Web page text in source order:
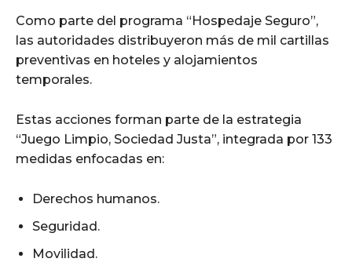
Como parte del programa “Hospedaje Seguro”,
las autoridades distribuyeron más de mil cartillas
preventivas en hoteles y alojamientos
temporales.
Estas acciones forman parte de la estrategia
“Juego Limpio, Sociedad Justa”, integrada por 133
medidas enfocadas en:
Derechos humanos.
Seguridad.
Movilidad.